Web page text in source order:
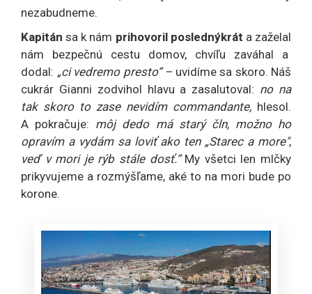
nezabudneme.
Kapitánsa k nám prihovoril poslednýkrát a zaželal
nám bezpečnú cestu domov, chvíľu zaváhal a
dodal: „ci vedremo presto“ – uvidíme sa skoro. Náš
cukrár Gianni zodvihol hlavu a zasalutoval: no na
tak skoro to zase nevidím commandante, hlesol.
A pokračuje: môj dedo má starý čln, možno ho
opravím a vydám sa loviť ako ten „Starec a more",
veď v mori je rýb stále dosť.“ My všetci len mlčky
prikyvujeme a rozmýšľame, aké to na mori bude po
korone.